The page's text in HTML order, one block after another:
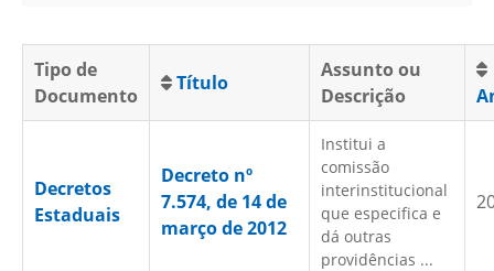
Tipo de
Documento
Título
Assunto ou
Descrição
Decretos
Estaduais
Decreto nº
7.574, de 14 de
março de 2012
Institui a
comissão
interinstitucional
que especifica e
dá outras
providências ...